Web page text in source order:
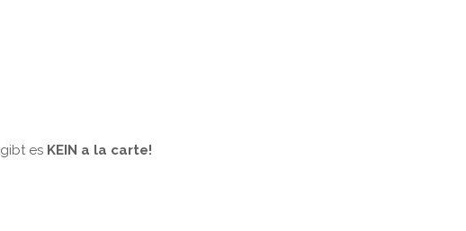
es KEIN a la carte!